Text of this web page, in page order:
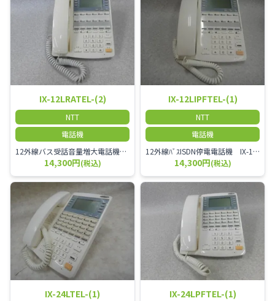
IX-12LRATEL-(2)
NTT
電話機
12外線バス受話音量増大電話機 IX-12LRATEL-(2)
14,300円(税込)
IX-12LIPFTEL-(1)
NTT
電話機
12外線ﾊﾞｽISDN停電電話機 IX-12LIPFTEL-(1)
14,300円(税込)
IX-24LTEL-(1) IX-24LPFTEL-(1)